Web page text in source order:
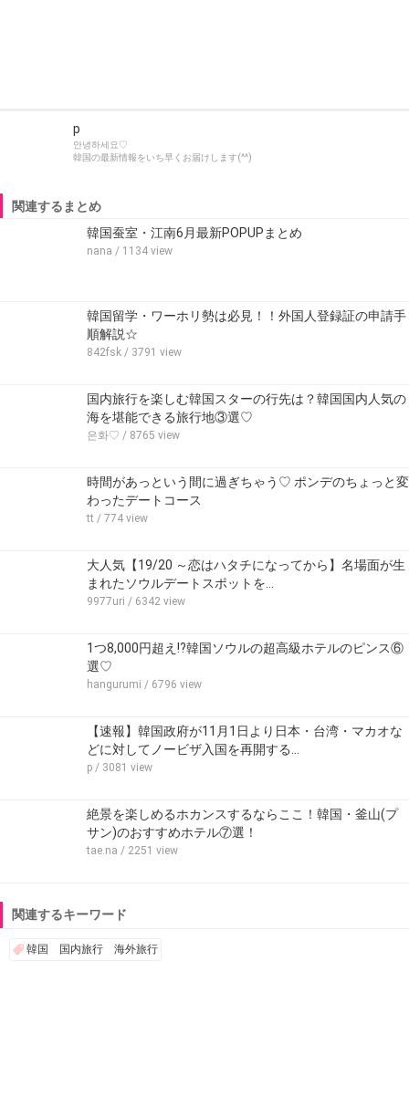
p
안녕하세요♡
韓国の最新情報をいち早くお届けします(^^)
関連するまとめ
韓国蚕室・江南6月最新POPUPまとめ
nana / 1134 view
韓国留学・ワーホリ勢は必見！！外国人登録証の申請手
順解説☆
842fsk / 3791 view
国内旅行を楽しむ韓国スターの行先は？韓国国内人気の
海を堪能できる旅行地③選♡
은화♡ / 8765 view
時間があっという間に過ぎちゃう♡ ポンデのちょっと変
わったデートコース
tt / 774 view
大人気【19/20 ～恋はハタチになってから】名場面が生
まれたソウルデートスポットを…
9977uri / 6342 view
1つ8,000円超え!?韓国ソウルの超高級ホテルのピンス⑥
選♡
hangurumi / 6796 view
【速報】韓国政府が11月1日より日本・台湾・マカオな
どに対してノービザ入国を再開する…
p / 3081 view
絶景を楽しめるホカンスするならここ！韓国・釜山(プ
サン)のおすすめホテル⑦選！
tae.na / 2251 view
関連するキーワード
韓国 国内旅行 海外旅行